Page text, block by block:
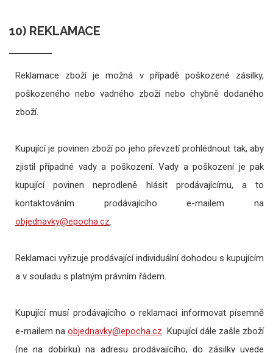
10) REKLAMACE
Reklamace zboží je možná v případě poškozené zásilky,
poškozeného nebo vadného zboží nebo chybně dodaného
zboží.
Kupující je povinen zboží po jeho převzetí prohlédnout tak, aby
zjistil případné vady a poškození. Vady a poškození je pak
kupující povinen neprodleně hlásit prodávajícímu, a to
kontaktováním prodávajícího e-mailem na
.
Reklamaci vyřizuje prodávající individuální dohodou s kupujícím
a v souladu s platným právním řádem.
Kupující musí prodávajícího o reklamaci informovat písemně
e-mailem na
. Kupující dále zašle zboží
(ne na dobírku) na adresu prodávajícího, do zásilky uvede